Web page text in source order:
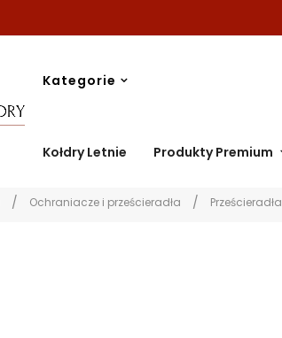
Kategorie
Kołdry Letnie Produkty Premium
Ochraniacze i prześcieradła Prześcieradła